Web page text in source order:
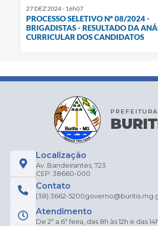
27 DEZ 2024 - 16h07
PROCESSO SELETIVO Nº 08/2024 -
BRIGADISTAS - RESULTADO DA
CURRICULAR DOS CANDIDATOS
Localização
Av. Bandeirantes, 723
CEP: 38660-000
Contato
(38) 3662-5200
Atendimento
De 2ª a 6ª feira, das 8h às 12h e das